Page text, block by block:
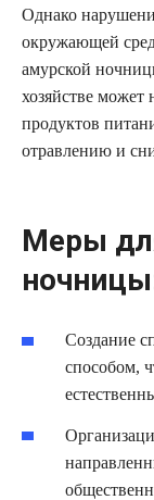
Однако
окружающей
амурской
хозяйстве может
продуктов
отравлению и
Меры
Создание
способом,